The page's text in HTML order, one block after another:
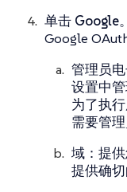
单击 Google
Google
管理员
设置中管
为了执
需要管
域：提供
提供确